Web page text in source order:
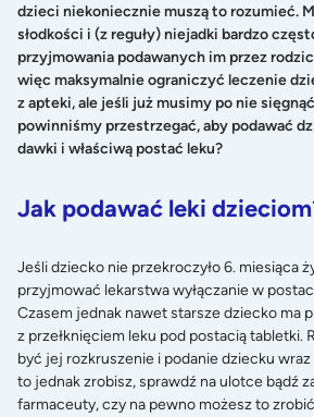
dzieci niekoniecznie muszą to rozumieć.
słodkości i (z reguły) niejadki bardzo
przyjmowania podawanych im przez
więc maksymalnie ograniczyć leczenie
z apteki, ale jeśli już musimy po nie
powinniśmy przestrzegać, aby podawać
dawki i właściwą postać leku?
Jak podawać leki
Jeśli dziecko nie przekroczyło 6. miesiąca
przyjmować lekarstwa wyłączanie w
Czasem jednak nawet starsze dziecko ma
z przełknięciem leku pod postacią tabletki.
być jej rozkruszenie i podanie dziecku wraz
to jednak zrobisz, sprawdź na ulotce bądź
farmaceuty, czy na pewno możesz to